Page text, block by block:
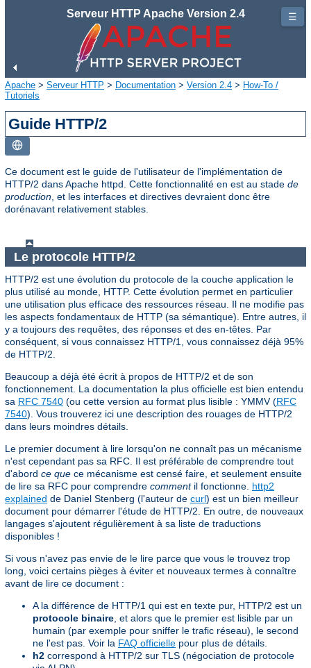
Serveur HTTP Apache Version 2.4
Apache > Serveur HTTP > Documentation > Version 2.4 > How-To /
Tutoriels
Guide HTTP/2
Ce document est le guide de l'utilisateur de l'implémentation de
HTTP/2 dans Apache httpd. Cette fonctionnalité en est au stade de
production , et les interfaces et directives devraient donc être
dorénavant relativement stables.
Le protocole HTTP/2
HTTP/2 est une évolution du protocole de la couche application le
plus utilisé au monde, HTTP. Cette évolution permet en particulier
une utilisation plus efficace des ressources réseau. Il ne modifie pas
les aspects fondamentaux de HTTP (sa sémantique). Entre autres, il
y a toujours des requêtes, des réponses et des en-têtes. Par
conséquent, si vous connaissez HTTP/1, vous connaissez déjà 95%
de HTTP/2.
Beaucoup a déjà été écrit à propos de HTTP/2 et de son
fonctionnement. La documentation la plus officielle est bien entendu
sa RFC 7540 (ou cette version au format plus lisible : YMMV (RFC
7540). Vous trouverez ici une description des rouages de HTTP/2
dans leurs moindres détails.
Le premier document à lire lorsqu'on ne connaît pas un mécanisme
n'est cependant pas sa RFC. Il est préférable de comprendre tout
d'abord ce que ce mécanisme est censé faire, et seulement ensuite
de lire sa RFC pour comprendre commentil fonctionne. http2
explained de Daniel Stenberg (l'auteur de curl) est un bien meilleur
document pour démarrer l'étude de HTTP/2. En outre, de nouveaux
langages s'ajoutent régulièrement à sa liste de traductions
disponibles !
Si vous n'avez pas envie de le lire parce que vous le trouvez trop
long, voici certains pièges à éviter et nouveaux termes à connaître
avant de lire ce document :
A la différence de HTTP/1 qui est en texte pur, HTTP/2 est un
protocole binaire , et alors que le premier est lisible par un
humain (par exemple pour sniffer le trafic réseau), le second
ne l'est pas. Voir la FAQ officielle pour plus de détails.
h2 correspond à HTTP/2 sur TLS (négociation de protocole
☰